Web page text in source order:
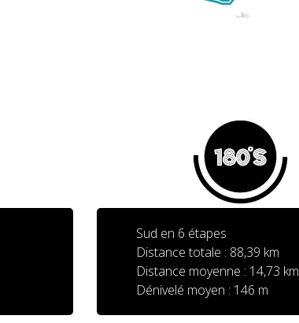
Sud en 6 étapes
Distance totale : 88,39 km
Distance moyenne : 14,73 km
Dénivelé moyen : 146 m